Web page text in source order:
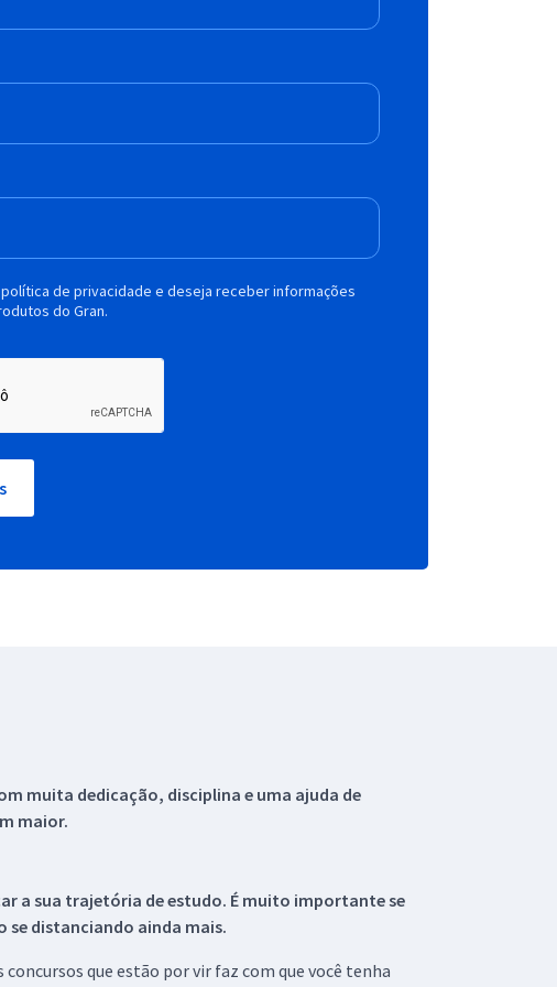
de privacidade e deseja receber informações
do Gran.
muita dedicação, disciplina e uma ajuda de
maior.
a sua trajetória de estudo. É muito importante se
se distanciando ainda mais.
que estão por vir faz com que você tenha